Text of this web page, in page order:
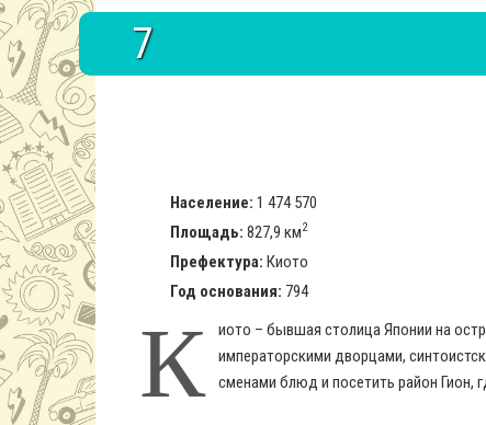
7
Население: 1 474 570
Площадь: 827,9 км2
Префектура: Киото
Год основания: 794
К
иото – бывшая столица Японии на
императорскими дворцами,
сменами блюд и посетить район Гион,